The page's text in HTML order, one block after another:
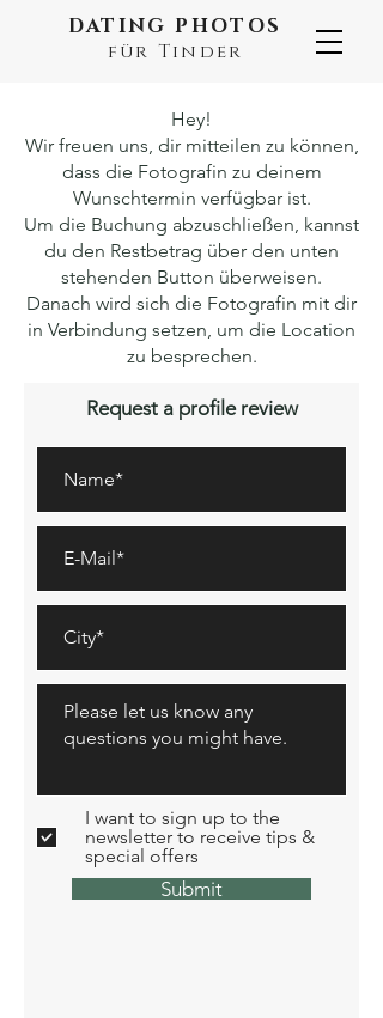
DATING PHOTOS
für Tinder
Hey!
Wir freuen uns, dir mitteilen zu können,
dass die Fotografin zu deinem
Wunschtermin verfügbar ist.
Um die Buchung abzuschließen, kannst
du den Restbetrag über den unten
stehenden Button überweisen.
Danach wird sich die Fotografin mit dir
in Verbindung setzen, um die Location
zu besprechen.
Request a profile review
I want to sign up to the
newsletter to receive tips &
special offers
Submit